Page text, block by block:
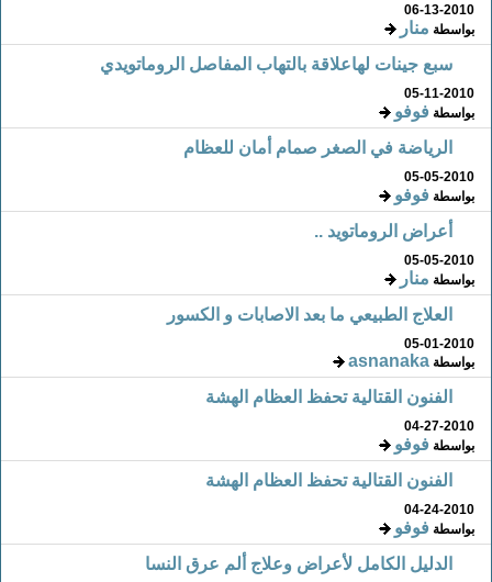
06-13-2010
بواسطةمنار
سبع جينات لهاعلاقة بالتهاب المفاصل الروماتويدي
05-11-2010
بواسطةفوفو
الرياضة في الصغر صمام أمان للعظام
05-05-2010
بواسطةفوفو
أعراض الروماتويد ..
05-05-2010
بواسطةمنار
العلاج الطبيعي ما بعد الاصابات و الكسور
05-01-2010
بواسطةasnanaka
الفنون القتالية تحفظ العظام الهشة
04-27-2010
بواسطةفوفو
الفنون القتالية تحفظ العظام الهشة
04-24-2010
بواسطةفوفو
الدليل الكامل لأعراض وعلاج ألم عرق النسا